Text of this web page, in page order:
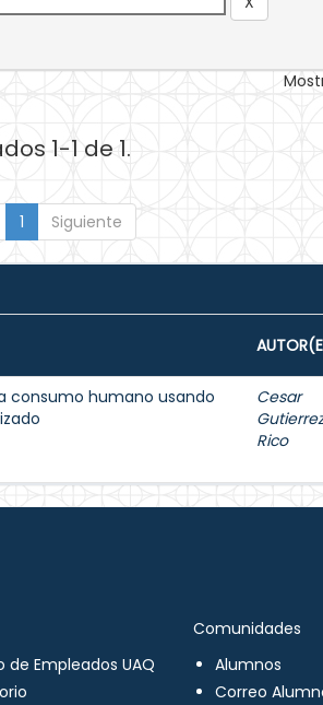
1-1 de 1.
1 Siguiente
consumo humano usando
Cesar
Gutierrez
Rico
de Empleados UAQ
Comunidades
Alumnos
Correo